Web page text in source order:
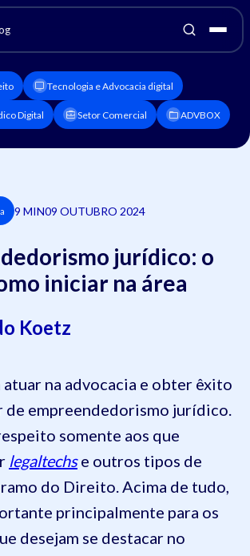
Tecnologia e Advocacia digital
Digital Setor Comercial ADVBOX
9 MIN09 OUTUBRO 2024
jurídico: o
iniciar na área
Koetz
atuar na advocacia e obter êxito
de empreendedorismo jurídico.
somente aos que
legaltechse outros tipos de
do Direito. Acima de tudo,
principalmente para os
desejam se destacar no